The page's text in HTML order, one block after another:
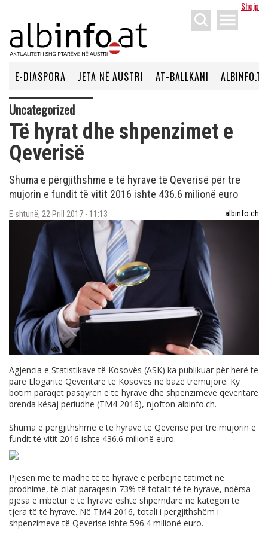
Shqip
menu
E-DIASPORA JETA NË AUSTRI AT-BALLKANI ALBINFO.TV
Uncategorized
Të hyrat dhe shpenzimet e
Qeverisë
Shuma e përgjithshme e të hyrave të Qeverisë për tre
mujorin e fundit të vitit 2016 ishte 436.6 milionë euro
E shtunë, 22 Prill 2017 - 11:13 albinfo.ch
Agjencia e Statistikave të Kosovës (ASK) ka publikuar për herë te
parë Llogaritë Qeveritare të Kosovës në bazë tremujore. Ky
botim paraqet pasqyrën e të hyrave dhe shpenzimeve qeveritare
brenda kësaj periudhe (TM4 2016), njofton albinfo.ch.
Shuma e përgjithshme e të hyrave të Qeverisë për tre mujorin e
fundit të vitit 2016 ishte 436.6 milionë euro.
Pjesën më të madhe të të hyrave e përbëjnë tatimet në
prodhime, të cilat paraqesin 73% të totalit të të hyrave, ndërsa
pjesa e mbetur e të hyrave është shpërndarë në kategori të
tjera të të hyrave. Në TM4 2016, totali i përgjithshëm i
shpenzimeve të Qeverisë ishte 596.4 milionë euro.